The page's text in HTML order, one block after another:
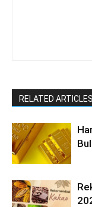
RELATED ARTICLES